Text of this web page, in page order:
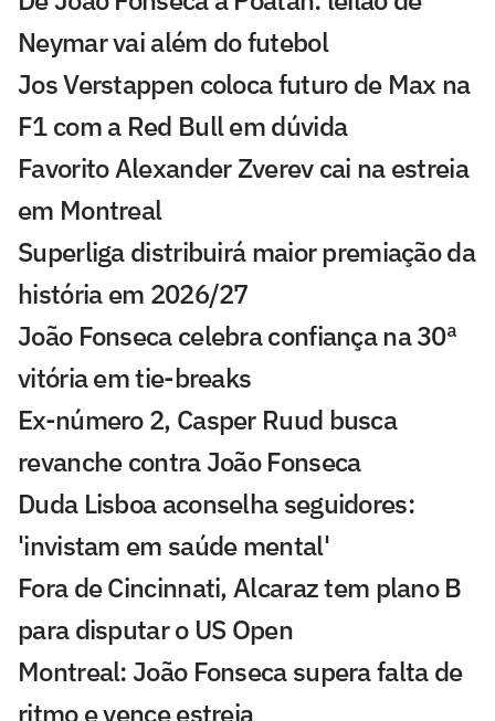
Neymar vai além do futebol
Jos Verstappen coloca futuro de Max na
F1 com a Red Bull em dúvida
Favorito Alexander Zverev cai na estreia
em Montreal
Superliga distribuirá maior premiação da
história em 2026/27
João Fonseca celebra confiança na 30ª
vitória em tie-breaks
Ex-número 2, Casper Ruud busca
revanche contra João Fonseca
Duda Lisboa aconselha seguidores:
'invistam em saúde mental'
Fora de Cincinnati, Alcaraz tem plano B
para disputar o US Open
Montreal: João Fonseca supera falta de
ritmo e vence estreia